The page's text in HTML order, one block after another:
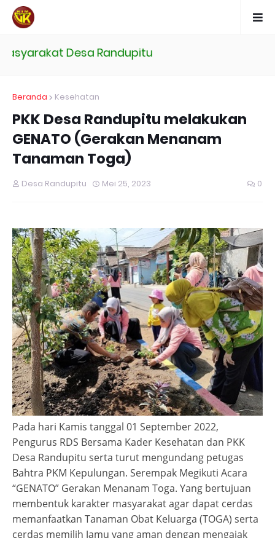
Desa Randupitu
Beranda Kesehatan
PKK Desa Randupitu melakukan
GENATO (Gerakan Menanam
Tanaman Toga)
Desa Randupitu Mei 25, 2023 0
Pada hari Kamis tanggal 01 September 2022,
Pengurus RDS Bersama Kader Kesehatan dan PKK
Desa Randupitu serta turut mengundang petugas
Bahtra PKM Kepulungan. Serempak Megikuti Acara
“GENATO” Gerakan Menanam Toga. Yang bertujuan
membentuk karakter masyarakat agar dapat cerdas
memanfaatkan Tanaman Obat Keluarga (TOGA) serta
cerdas memilih Jamu yang aman dengan mengajak